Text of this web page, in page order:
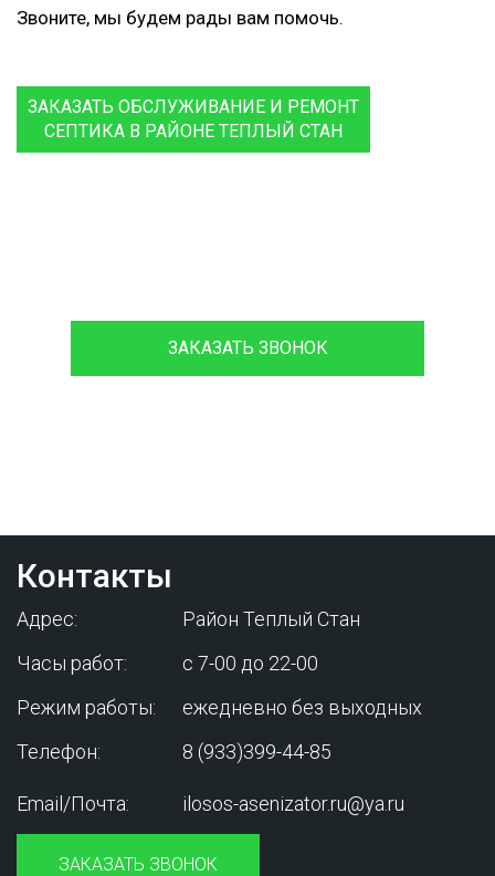
Звоните, мы будем рады вам помочь.
ЗАКАЗАТЬ ОБСЛУЖИВАНИЕ И РЕМОНТ
СЕПТИКА В РАЙОНЕ ТЕПЛЫЙ СТАН
ЗАКАЗАТЬ ЗВОНОК
Контакты
Адрес:
Район Теплый Стан
Часы работ:
с 7-00 до 22-00
Режим работы:
ежедневно без выходных
Телефон:
8 (933)399-44-85
Email/Почта: ilosos-asenizator.ru@ya.ru
ЗАКАЗАТЬ ЗВОНОК